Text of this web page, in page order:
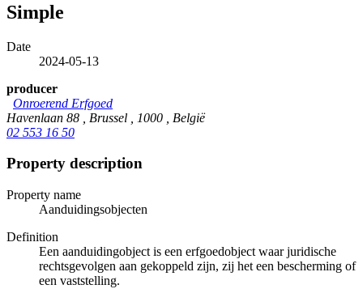
Simple
Date
2024-05-13
producer
Onroerend Erfgoed
Havenlaan 88 , Brussel , 1000 , België
02 553 16 50
Property description
Property name
Aanduidingsobjecten
Definition
Een aanduidingobject is een erfgoedobject waar juridische
rechtsgevolgen aan gekoppeld zijn, zij het een bescherming of
een vaststelling.